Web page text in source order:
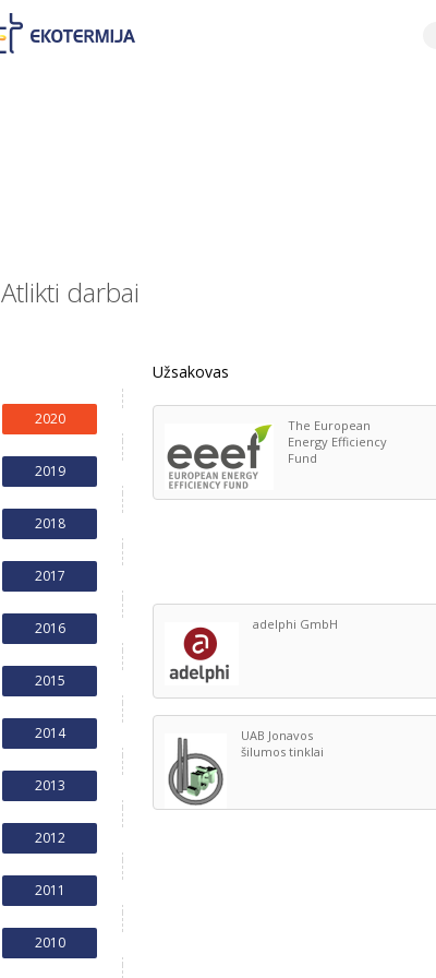
Atlikti darbai
2020
2019
2018
2017
2016
2015
2014
2013
2012
2011
2010
Užsakovas
The European
Energy Efficiency
Fund
adelphi GmbH
UAB Jonavos
šilumos tinklai